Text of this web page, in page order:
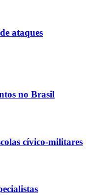
ataques
no Brasil
cívico-militares